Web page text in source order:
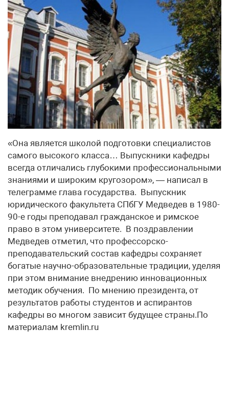
«Она является школой подготовки специалистов
самого высокого класса… Выпускники кафедры
всегда отличались глубокими профессиональными
знаниями и широким кругозором», — написал в
телеграмме глава государства. Выпускник
юридического факультета СПбГУ Медведев в 1980-
90-е годы преподавал гражданское и римское
право в этом университете. В поздравлении
Медведев отметил, что профессорско-
преподавательский состав кафедры сохраняет
богатые научно-образовательные традиции, уделяя
при этом внимание внедрению инновационных
методик обучения. По мнению президента, от
результатов работы студентов и аспирантов
кафедры во многом зависит будущее страны.По
материалам kremlin.ru